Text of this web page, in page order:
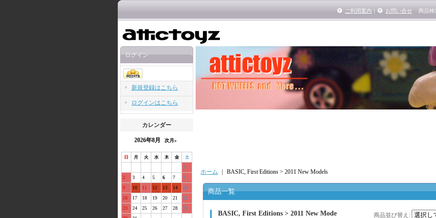
ご利用案内 ｜ お問い合せ 商品検
ログイン
新規登録はこちら
ログインはこちら
カレンダー
2026年8月 次月»
日 月 火 水 木 金 土
1
2
3 4 5 6 7
8
9
10 11 12 13 14
15
16
17 18 19 20 21
22
23
24 25 26 27 28
29
ホーム BASIC, First Editions > 2011 New Models
商品一覧
BASIC, First Editions > 2011 New Mode
商品並び替え :